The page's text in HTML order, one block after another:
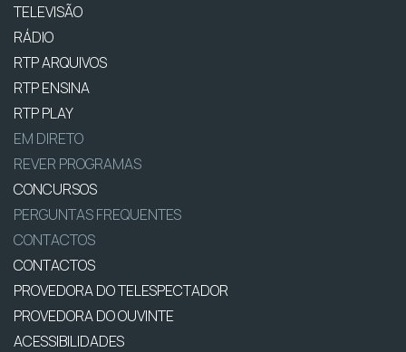
TELEVISÃO
RÁDIO
RTP ARQUIVOS
RTP ENSINA
RTP PLAY
EM DIRETO
REVER PROGRAMAS
CONCURSOS
PERGUNTAS FREQUENTES
CONTACTOS
CONTACTOS
PROVEDORA DO TELESPECTADOR
PROVEDORA DO OUVINTE
ACESSIBILIDADES